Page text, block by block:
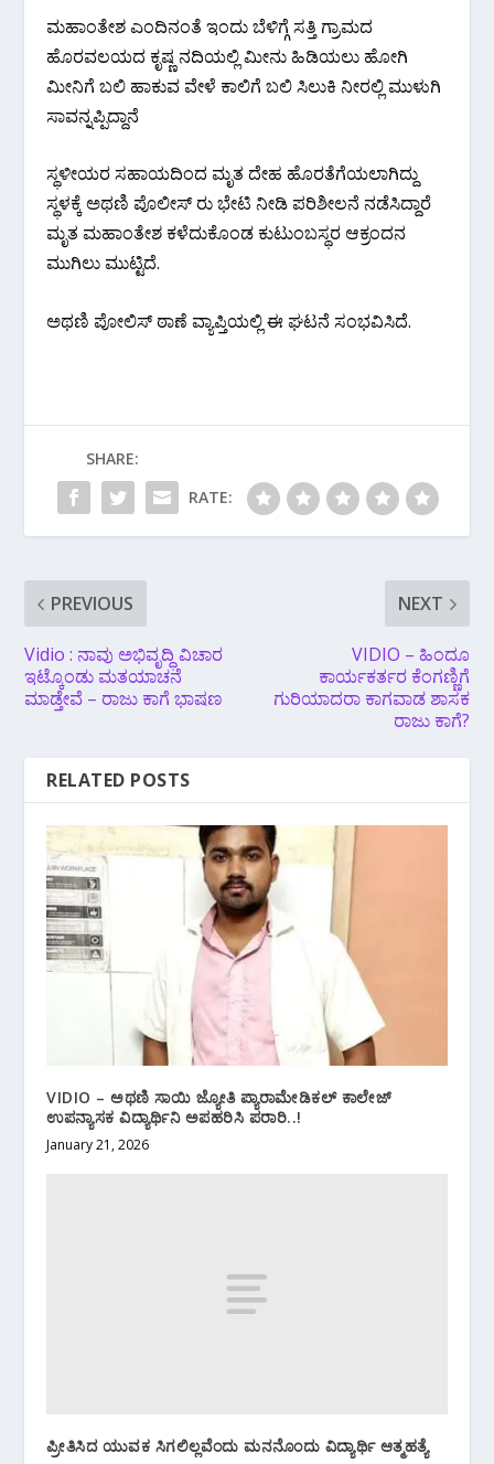
ಮಹಾಂತೇಶ ಎಂದಿನಂತೆ ಇಂದು ಬೆಳಿಗ್ಗೆ ಸತ್ತಿ ಗ್ರಾಮದ
ಹೊರವಲಯದ ಕೃಷ್ಣ ನದಿಯಲ್ಲಿ ಮೀನು ಹಿಡಿಯಲು ಹೋಗಿ
ಮೀನಿಗೆ ಬಲಿ ಹಾಕುವ ವೇಳೆ ಕಾಲಿಗೆ ಬಲಿ ಸಿಲುಕಿ ನೀರಲ್ಲಿ ಮುಳುಗಿ
ಸಾವನ್ನಪ್ಪಿದ್ದಾನೆ
ಸ್ಥಳೀಯರ ಸಹಾಯದಿಂದ ಮೃತ ದೇಹ ಹೊರತೆಗೆಯಲಾಗಿದ್ದು
ಸ್ಥಳಕ್ಕೆ ಅಥಣಿ ಪೊಲೀಸ್ ರು ಭೇಟಿ ನೀಡಿ ಪರಿಶೀಲನೆ ನಡೆಸಿದ್ದಾರೆ
ಮೃತ ಮಹಾಂತೇಶ ಕಳೆದುಕೊಂಡ ಕುಟುಂಬಸ್ಥರ ಆಕ್ರಂದನ
ಮುಗಿಲು ಮುಟ್ಟಿದೆ.
ಅಥಣಿ ಪೋಲಿಸ್ ಠಾಣೆ ವ್ಯಾಪ್ತಿಯಲ್ಲಿ ಈ ಘಟನೆ ಸಂಭವಿಸಿದೆ.
SHARE:
RATE:
PREVIOUS
Vidio : ನಾವು ಅಭಿವೃದ್ಧಿ ವಿಚಾರ
ಇಟ್ಕೊಂಡು ಮತಯಾಚನೆ
ಮಾಡ್ತೇವೆ – ರಾಜು ಕಾಗೆ ಭಾಷಣ
NEXT
VIDIO – ಹಿಂದೂ
ಕಾರ್ಯಕರ್ತರ ಕೆಂಗಣ್ಣಿಗೆ
ಗುರಿಯಾದರಾ ಕಾಗವಾಡ ಶಾಸಕ
ರಾಜು ಕಾಗೆ?
RELATED POSTS
VIDIO – ಅಥಣಿ ಸಾಯಿ ಜ್ಯೋತಿ ಪ್ಯಾರಾಮೇಡಿಕಲ್ ಕಾಲೇಜ್
ಉಪನ್ಯಾಸಕ ವಿದ್ಯಾರ್ಥಿನಿ ಅಪಹರಿಸಿ ಪರಾರಿ..!
January 21, 2026
ಪ್ರೀತಿಸಿದ ಯುವಕ ಸಿಗಲಿಲ್ಲವೆಂದು ಮನನೊಂದು ವಿದ್ಯಾರ್ಥಿ ಆತ್ಮಹತ್ಯೆ